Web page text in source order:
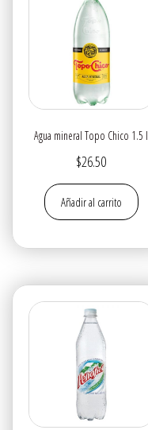
Agua mineral Topo Chico 1.5 l
$26.50
Añadir al carrito